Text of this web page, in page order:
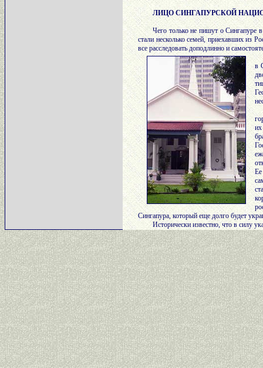
ЛИЦО СИНГАПУРСКОЙ
Чего только не пишут о Сингапуре
стали несколько семей, приехавших из
все расследовать доподлинно и
в
их
Сингапура, который еще долго будет
Исторически известно, что в силу